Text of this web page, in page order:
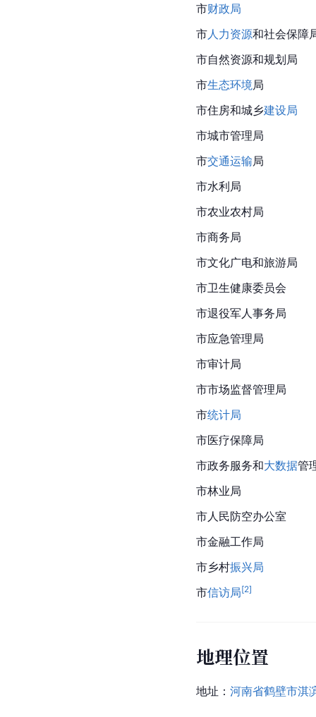
市财政局
市人力资源和社会保障
市自然资源和规划局
市生态环境局
市住房和城乡建设局
市城市管理局
市交通运输局
市水利局
市农业农村局
市商务局
市文化广电和旅游局
市卫生健康委员会
市退役军人事务局
市应急管理局
市审计局
市市场监督管理局
市统计局
市医疗保障局
市政务服务和大数据管
市林业局
市人民防空办公室
市金融工作局
市乡村振兴局
市信访局[2]
地理位置
地址： 河南省鹤壁市淇